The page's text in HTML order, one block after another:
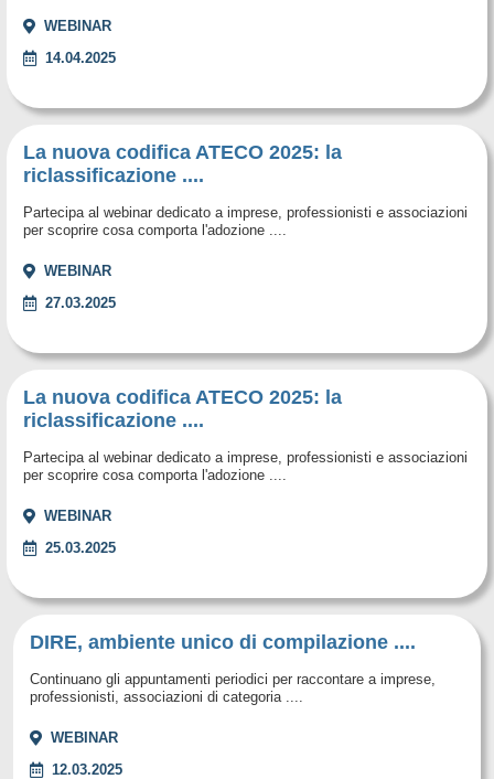
WEBINAR
14.04.2025
La nuova codifica ATECO 2025: la
riclassificazione ....
Partecipa al webinar dedicato a imprese, professionisti e associazioni
per scoprire cosa comporta l'adozione ....
WEBINAR
27.03.2025
La nuova codifica ATECO 2025: la
riclassificazione ....
Partecipa al webinar dedicato a imprese, professionisti e associazioni
per scoprire cosa comporta l'adozione ....
WEBINAR
25.03.2025
DIRE, ambiente unico di compilazione ....
Continuano gli appuntamenti periodici per raccontare a imprese,
professionisti, associazioni di categoria ....
WEBINAR
12.03.2025